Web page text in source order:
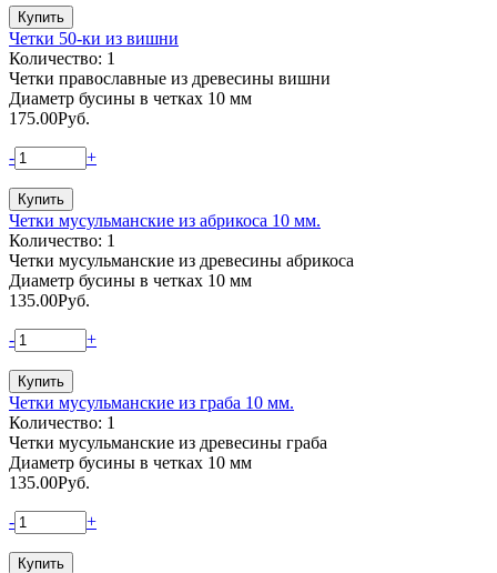
Четки 50-ки из вишни
Количество: 1
Четки православные из древесины вишни
Диаметр бусины в четках 10 мм
175.00Руб.
- +
Четки мусульманские из абрикоса 10 мм.
Количество: 1
Четки мусульманские из древесины абрикоса
Диаметр бусины в четках 10 мм
135.00Руб.
- +
Четки мусульманские из граба 10 мм.
Количество: 1
Четки мусульманские из древесины граба
Диаметр бусины в четках 10 мм
135.00Руб.
- +